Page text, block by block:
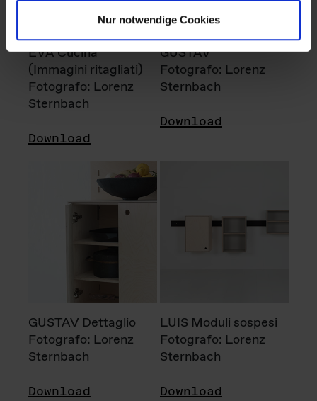
Nur notwendige Cookies
EVA Cucina
(Immagini ritagliati)
Fotografo: Lorenz
Sternbach
Download
GUSTAV
Fotografo: Lorenz
Sternbach
Download
GUSTAV Dettaglio
Fotografo: Lorenz
Sternbach
Download
LUIS Moduli sospesi
Fotografo: Lorenz
Sternbach
Download